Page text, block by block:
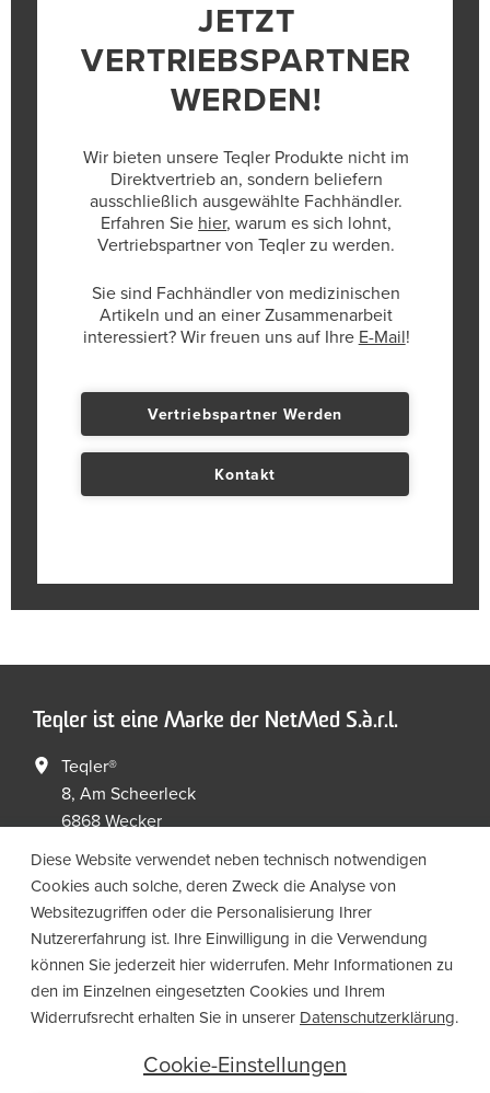
JETZT
VERTRIEBSPARTNER
WERDEN!
Wir bieten unsere Teqler Produkte nicht im
Direktvertrieb an, sondern beliefern
ausschließlich ausgewählte Fachhändler.
Erfahren Sie hier, warum es sich lohnt,
Vertriebspartner von Teqler zu werden.
Sie sind Fachhändler von medizinischen
Artikeln und an einer Zusammenarbeit
interessiert? Wir freuen uns auf Ihre E-Mail!
Vertriebspartner Werden
Kontakt
Teqler ist eine Marke der NetMed S.à.r.l.
Teqler®
8, Am Scheerleck
6868 Wecker
Luxembourg
+352 267149 09
+352 267149 19
info@netmed.lu
Social Media
Diese Website verwendet neben technisch notwendigen
Cookies auch solche, deren Zweck die Analyse von
Websitezugriffen oder die Personalisierung Ihrer
Nutzererfahrung ist. Ihre Einwilligung in die Verwendung
können Sie jederzeit hier widerrufen. Mehr Informationen zu
den im Einzelnen eingesetzten Cookies und Ihrem
Widerrufsrecht erhalten Sie in unserer Datenschutzerklärung.
Cookie-Einstellungen